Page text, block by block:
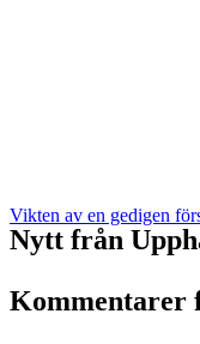
Vikten av en gedigen
Nytt från
Kommentarer